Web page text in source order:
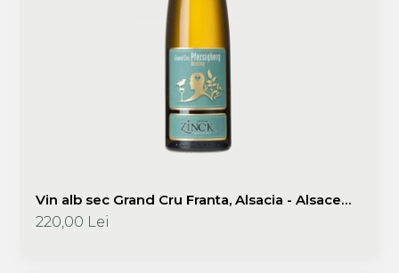
Vin alb sec Grand Cru Franta, Alsacia - Alsace
Riesling Grand Cru Pfersigberg 2017 750 ml
Philippe Zinck - Domaine Zinck
220,00 Lei